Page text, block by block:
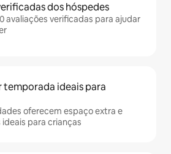
dos hóspedes
avaliações verificadas para ajudar
temporada ideais para
oferecem espaço extra e
para crianças